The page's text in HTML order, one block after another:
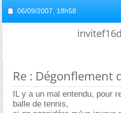
06/09/2007, 18h58
Re : Dégonflement
IL y a un mal entendu, pour
balle de tennis,